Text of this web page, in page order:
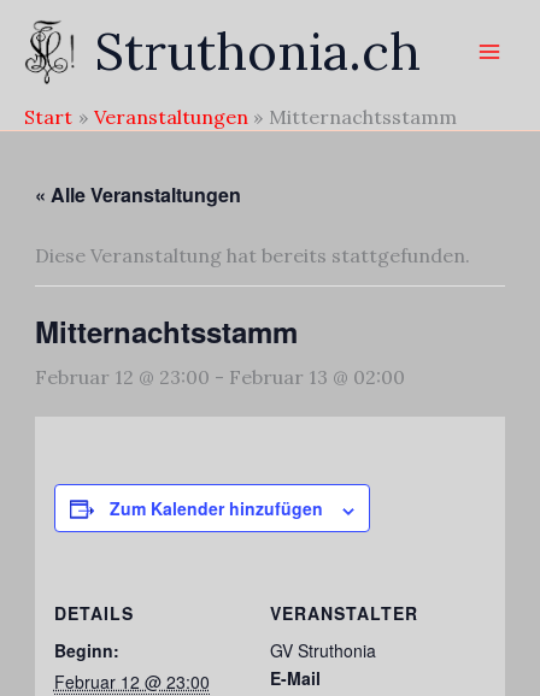
Zum
Inhalt
springen
Struthonia.ch
Start Veranstaltungen Mitternachtsstamm
« Alle Veranstaltungen
Diese Veranstaltung hat bereits stattgefunden.
Mitternachtsstamm
Februar 12 @ 23:00 - Februar 13 @ 02:00
Zum Kalender hinzufügen
DETAILS
Beginn:
Februar 12 @ 23:00
VERANSTALTER
GV Struthonia
E-Mail